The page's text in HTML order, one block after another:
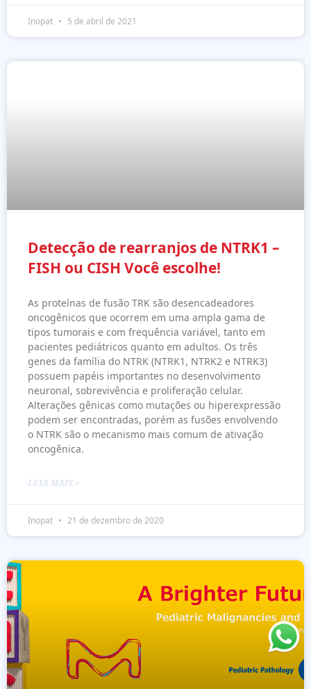
Inopat 5 de abril de 2021
Detecção de rearranjos de NTRK1 –
FISH ou CISH Você escolhe!
As proteínas de fusão TRK são desencadeadores
oncogênicos que ocorrem em uma ampla gama de
tipos tumorais e com frequência variável, tanto em
pacientes pediátricos quanto em adultos. Os três
genes da família do NTRK (NTRK1, NTRK2 e NTRK3)
possuem papéis importantes no desenvolvimento
neuronal, sobrevivência e proliferação celular.
Alterações gênicas como mutações ou hiperexpressão
podem ser encontradas, porém as fusões envolvendo
o NTRK são o mecanismo mais comum de ativação
oncogênica.
LEIA MAIS »
Inopat 21 de dezembro de 2020